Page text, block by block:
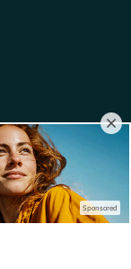
Sponsored